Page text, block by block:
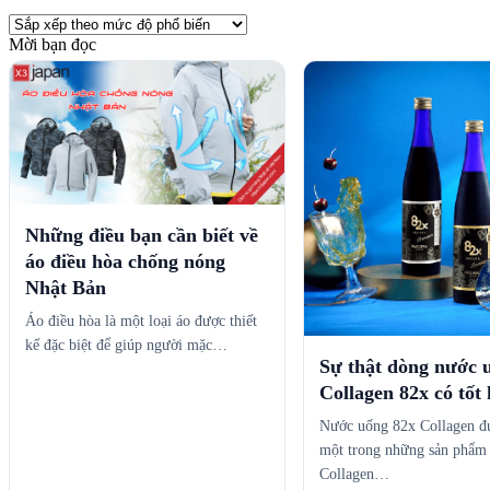
xếp
mức
độ
phổ
biến
Mời bạn đọc
Những điều bạn cần biết về
áo điều hòa chống nóng
Nhật Bản
Áo điều hòa là một loại áo được thiết
kế đặc biệt để giúp người mặc…
Sự thật dòng nước
Collagen 82x có tốt
Nước uống 82x Collagen
một trong những sản phẩm
Collagen…